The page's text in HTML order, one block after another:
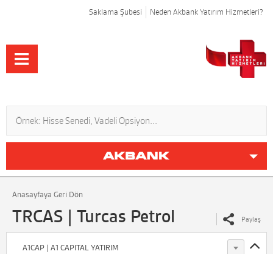
Saklama Şubesi Neden Akbank Yatırım Hizmetleri?
Anasayfaya Geri Dön
TRCAS | Turcas Petrol Paylaş
A1CAP | A1 CAPITAL YATIRIM